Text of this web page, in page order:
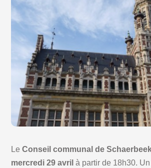
Le Conseil communal de
mercredi 29 avril à partir de 18h30.